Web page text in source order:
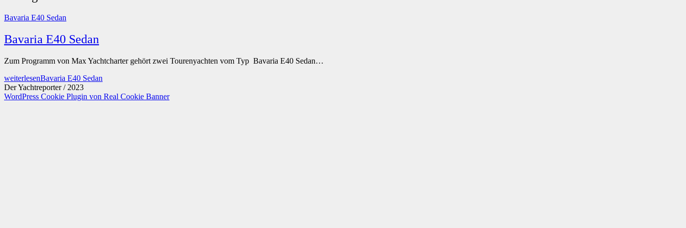
Bavaria E40 Sedan
Bavaria E40 Sedan
Zum Programm von Max Yachtcharter gehört zwei Tourenyachten vom Typ Bavaria E40 Sedan…
weiterlesenBavaria E40 Sedan
Der Yachtreporter / 2023
WordPress Cookie Plugin von Real Cookie Banner